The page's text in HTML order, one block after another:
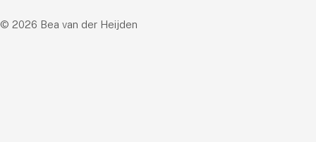
© 2026 Bea van der Heijden